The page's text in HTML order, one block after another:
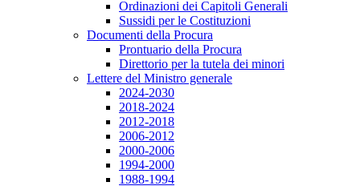
Ordinazioni dei Capitoli Generali
Sussidi per le Costituzioni
Documenti della Procura
Prontuario della Procura
Direttorio per la tutela dei minori
Lettere del Ministro generale
2024-2030
2018-2024
2012-2018
2006-2012
2000-2006
1994-2000
1988-1994